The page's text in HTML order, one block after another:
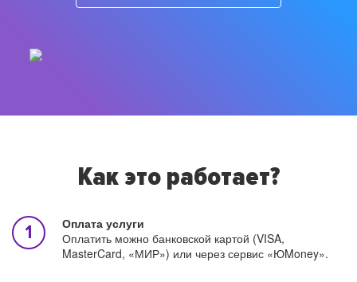
Как это работает?
Оплата услуги
Оплатить можно банковской картой (VISA,
MasterCard, «МИР») или через сервис «ЮMoney».